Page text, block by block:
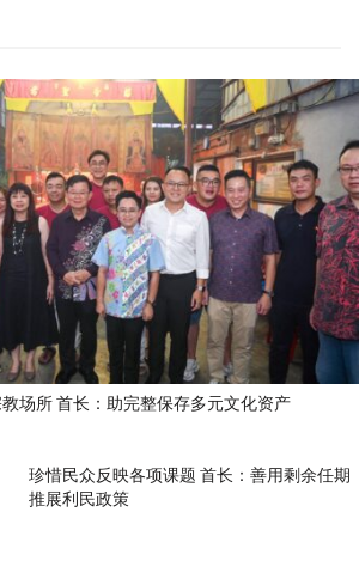
教场所 首长：助完整保存多元文化资产
珍惜民众反映各项课题 首长：善用剩余任期
推展利民政策